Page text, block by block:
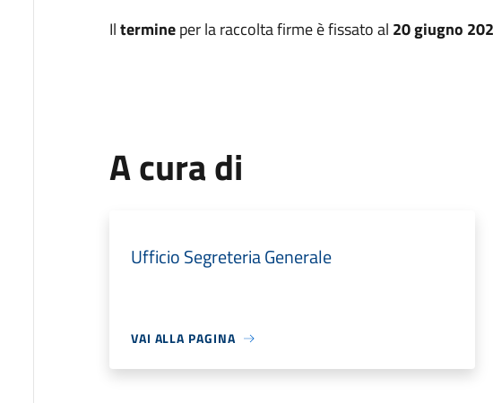
Iltermineper la raccolta firme è fissato al 20 giugno
A cura di
Ufficio Segreteria Generale
VAI ALLA PAGINA